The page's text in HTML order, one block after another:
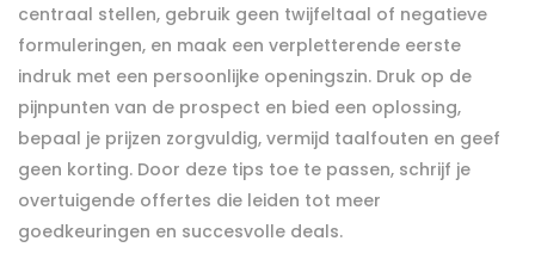
centraal stellen, gebruik geen twijfeltaal of negatieve
formuleringen, en maak een verpletterende eerste
indruk met een persoonlijke openingszin. Druk op de
pijnpunten van de prospect en bied een oplossing,
bepaal je prijzen zorgvuldig, vermijd taalfouten en geef
geen korting. Door deze tips toe te passen, schrijf je
overtuigende offertes die leiden tot meer
goedkeuringen en succesvolle deals.